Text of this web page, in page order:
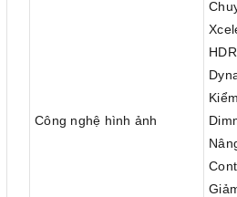
Công nghệ hình ảnh